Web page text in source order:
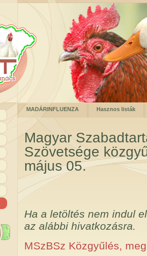
MADÁRINFLUENZA Hasznos listák
Magyar
Szövetsége
május 05.
Ha a letöltés nem indul
az alábbi hivatkozásra.
MSzBSz Közgyűlés,